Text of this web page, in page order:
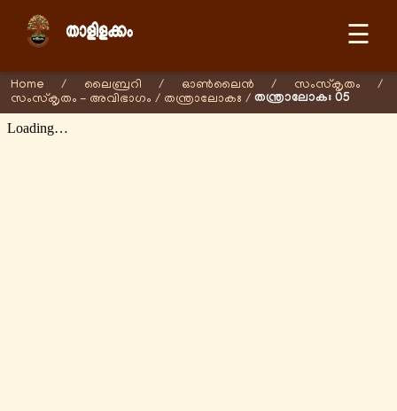
☰
Home / ലൈബ്രറി / ഓണ്‍ലൈന്‍ / സംസ്കൃതം
/
സംസ്കൃതം - അവിഭാഗം / തന്ത്രാലോകഃ / തന്ത്രാലോകഃ 05